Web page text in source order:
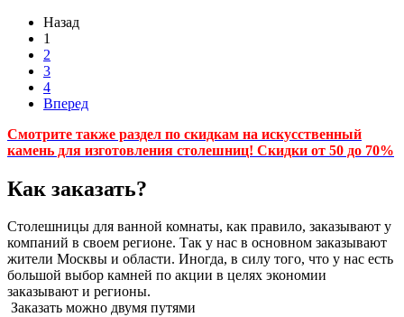
Назад
1
2
3
4
Вперед
Смотрите также раздел по скидкам на искусственный
камень для изготовления столешниц! Скидки от 50 до 70%
Как заказать?
Столешницы для ванной комнаты, как правило, заказывают у
компаний в своем регионе. Так у нас в основном заказывают
жители Москвы и области. Иногда, в силу того, что у нас есть
большой выбор камней по акции в целях экономии
заказывают и регионы.
Заказать можно двумя путями